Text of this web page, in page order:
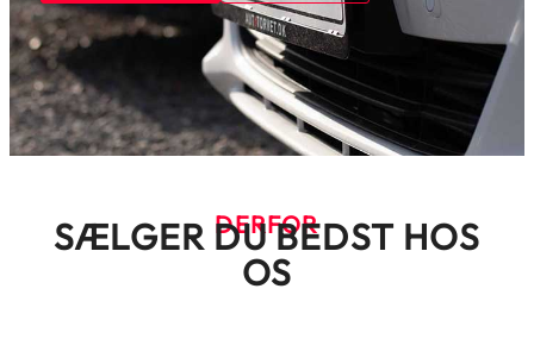
DERFOR
SÆLGER DU BEDST HOS
OS